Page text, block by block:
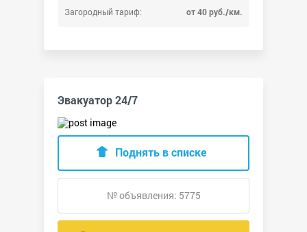
Загородный тариф: от 40 руб./км.
Эвакуатор 24/7
Поднять в списке
№ объявления: 5775